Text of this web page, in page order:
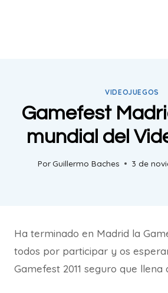
VIDEOJUEGOS
Gamefest
mundial del
PorGuillermo Baches 3 de
Ha terminado en Madrid la
todos por participar y os
Gamefest 2011 seguro que llena